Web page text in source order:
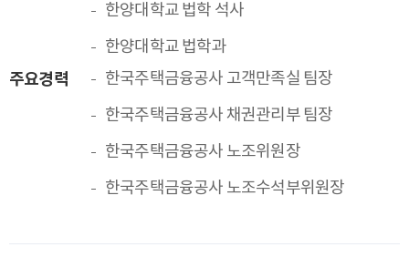
한양대학교 법학 석사
한양대학교 법학과
주요경력
한국주택금융공사 고객만족실 팀장
한국주택금융공사 채권관리부 팀장
한국주택금융공사 노조위원장
한국주택금융공사 노조수석부위원장